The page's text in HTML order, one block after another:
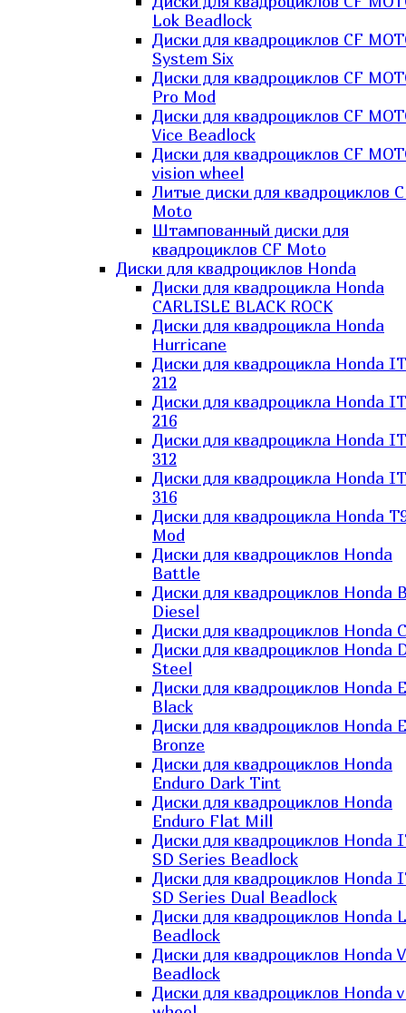
Lok Beadlock
Диски для квадроциклов CF
System Six
Диски для квадроциклов CF
Pro Mod
Диски для квадроциклов CF
Vice Beadlock
Диски для квадроциклов CF
vision wheel
Литые диски для квадроциклов
Moto
Штампованный диски для
квадроциклов CF Moto
Диски для квадроциклов Honda
Диски для квадроцикла Honda
CARLISLE BLACK ROCK
Диски для квадроцикла Honda
Hurricane
Диски для квадроцикла Honda
212
Диски для квадроцикла Honda
216
Диски для квадроцикла Honda
312
Диски для квадроцикла Honda
316
Диски для квадроцикла Honda
Mod
Диски для квадроциклов Honda
Battle
Диски для квадроциклов Honda
Diesel
Диски для квадроциклов Honda
Диски для квадроциклов Honda
Steel
Диски для квадроциклов Honda
Black
Диски для квадроциклов Honda
Bronze
Диски для квадроциклов Honda
Enduro Dark Tint
Диски для квадроциклов Honda
Enduro Flat Mill
Диски для квадроциклов Honda
SD Series Beadlock
Диски для квадроциклов Honda
SD Series Dual Beadlock
Диски для квадроциклов Honda
Beadlock
Диски для квадроциклов Honda
Beadlock
Диски для квадроциклов Honda